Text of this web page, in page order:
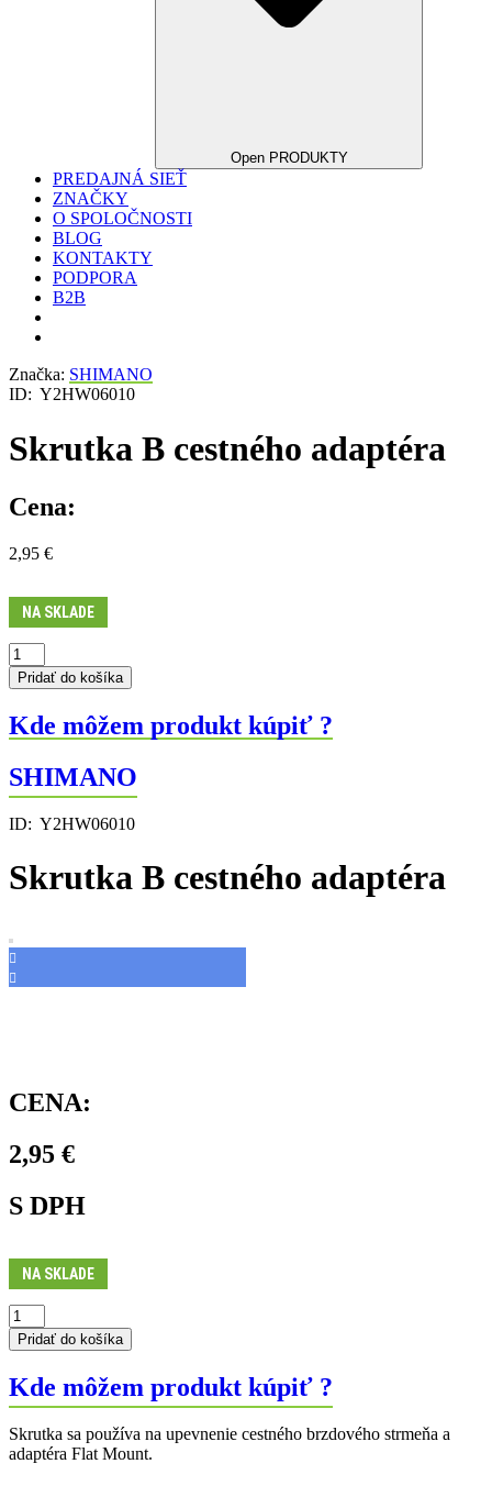
Open PRODUKTY
PREDAJNÁ SIEŤ
ZNAČKY
O SPOLOČNOSTI
BLOG
KONTAKTY
PODPORA
B2B
Značka: SHIMANO
ID: Y2HW06010
Skrutka B cestného adaptéra
Cena:
2,95 €
NA SKLADE
množstvo
Skrutka
B
adaptéra
Pridať do košíka
Kde môžem produkt kúpiť ?
SHIMANO
ID: Y2HW06010
Skrutka B cestného adaptéra
CENA:
2,95 €
S DPH
NA SKLADE
množstvo
Skrutka
B
adaptéra
Pridať do košíka
Kde môžem produkt kúpiť ?
Skrutka sa používa na upevnenie cestného brzdového strmeňa a
adaptéra Flat Mount.